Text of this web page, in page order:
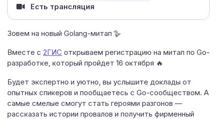
Зовем на новый Golang-митап 🪿
Вместе с 2ГИС открываем регистрацию на митап по Go-
разработке, который пройдет 16 октября 🔥
Будет экспертно и уютно, вы услышите доклады от
опытных спикеров и пообщаетесь с Go-сообществом. А
самые смелые смогут стать героями разгонов —
рассказать истории провалов и получить фирменный
Есть трансляция